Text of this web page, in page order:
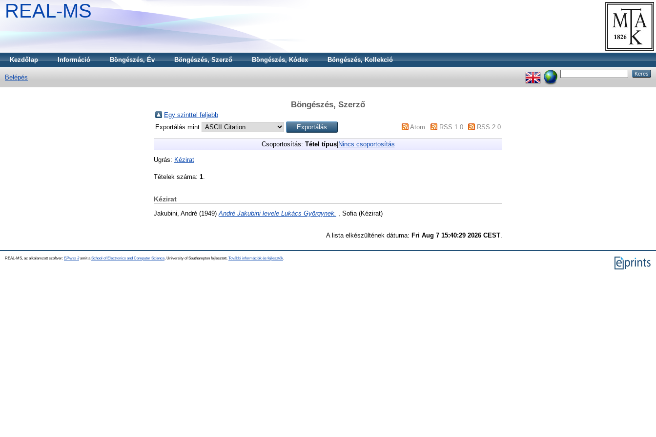
REAL-MS
Kezdőlap Információ Böngészés, Év Böngészés, Szerző Böngészés, Kódex Böngészés, Kollekció
Belépés
Böngészés, Szerző
Egy szinttel feljebb
Exportálás mint
Atom RSS 1.0 RSS 2.0
Csoportosítás: Tétel típus| Nincs csoportosítás
Ugrás: Kézirat
Tételek száma: 1
Kézirat
Jakubini, André (1949) André Jakubini levele Lukács Györgynek. , Sofia (Kézirat)
A lista elkészültének dátuma: Fri Aug 7 15:40:29 2026 CEST
REAL-MS, az alkalamzott szoftver: EPrints 3amit a School of Electronics and Computer Science , University of Southampton fejlesztett. További információk és fejlesztők